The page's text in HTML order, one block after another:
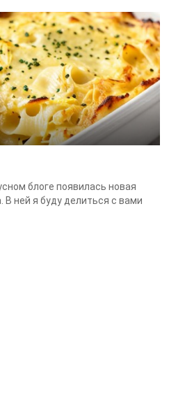
блоге появилась новая
В ней я буду делиться с вами